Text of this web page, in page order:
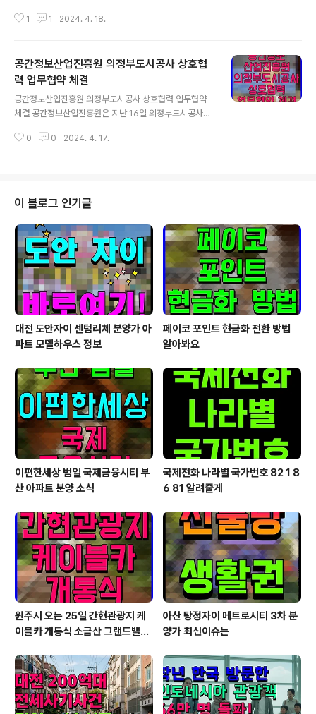
세종청년창업협의회 공동사업의 일환으로 오는 5월 3일
으로 선배 창업가의 토크콘서트, 전문가 특강, 멘토링, 피칭
대회 순으로 진행된다. 캠프에 참여한 청년들은 창업 교육,
사업계획서 컨설팅, 지원 사업 연계 등 지속적으로 창업 아
이템을 발굴해 나갈 수 있도록 다양한 후속 지원을 받게 된
다. 세종청년창업협의회는 앞으로도 지역 청년들이 창업에
대한 흥미를 높이고 창업 생태계를 확산하기 위한 프로그
1 1 2024. 4. 18.
공간정보산업진흥원 의정부도시공사 상호협
력 업무협약 체결
공간정보산업진흥원 의정부도시공사 상호협력 업무협약
체결 공간정보산업진흥원은 지난 16일 의정부도시공사와
의정부도시공사에서 진행된 이번 협약은 의정부시의 미래
협약의 주요 내용은 △의정부도시개발사업의 공간정보 융·
복합 활용방안 자문 및 기술협력 △공간정보 구축·갱신과
관련한 최신 기술 공유 및 공동 협력사업 발굴 △공간정보
를 활용한 홍보 마케팅 및 투자 활성화를 위한 협력 등이다.
진흥원은 공간정보 활용을 촉진하고 관련 산업을 진흥하기
위해 공간정보산업진흥법’에 의해 설립된 법정기관이..
0 0 2024. 4. 17.
이 블로그 인기글
대전 도안자이 센텀리체 분양가 아
파트 모델하우스 정보
페이코 포인트 현금화 전환 방법
알아봐요
이편한세상 범일 국제금융시티 부
산 아파트 분양 소식
국제전화 나라별 국가번호 82 1 8
6 81 알려줄게
원주시 오는 25일 간현관광지 케
이블카 개통식 소금산 그랜드밸리
아산 탕정자이 메트로시티 3차 분
양가 최신이슈는